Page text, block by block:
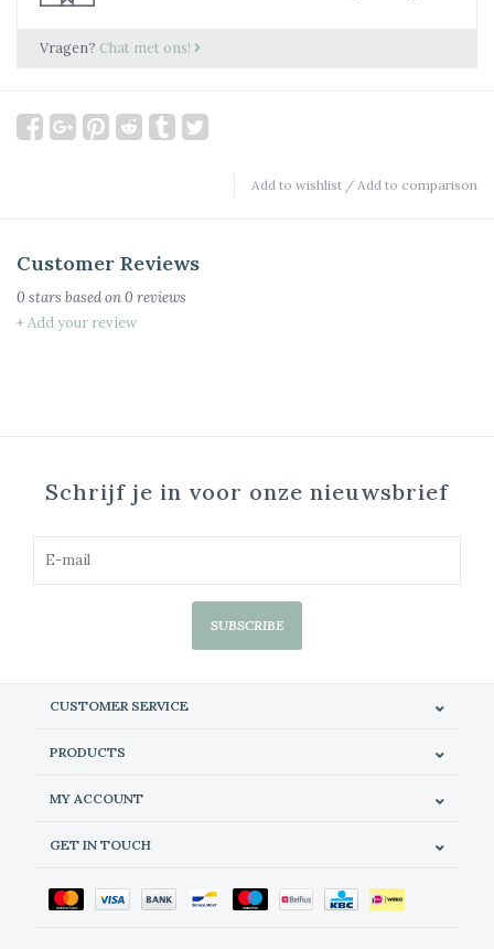
Vragen? Chat met ons!
Add to wishlist / Add to comparison
Customer Reviews
0 stars based on0 reviews
+ Add your review
Schrijf je in voor onze nieuwsbrief
SUBSCRIBE
CUSTOMER SERVICE
PRODUCTS
MY ACCOUNT
GET IN TOUCH